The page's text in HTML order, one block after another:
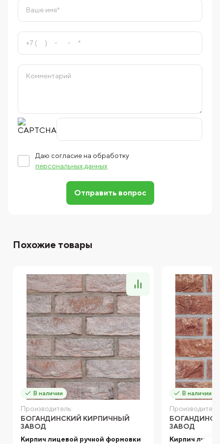
Даю согласие на обработку
персональных данных
Отправить вопрос
Похожие товары
В наличии
Производитель:
БОГАНДИНСКИЙ КИРПИЧНЫЙ
ЗАВОД
Кирпич лицевой ручной формовки
В наличии
ЗАВОД
Кирпич